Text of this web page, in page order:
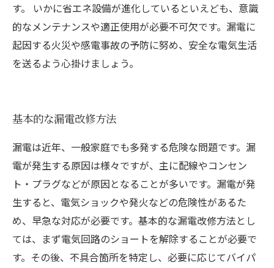
す。 いかに省エネ設備が進化しているといえども、意識
的なメンテナンスや適正使用が必要不可欠です。漏電に
起因する火災や感電事故の予防に努め、安全な電気生活
を送るよう心掛けましょう。
基本的な漏電改修方法
漏電は近年、一般家庭でも多発する危険な問題です。漏
電が発生する原因は様々ですが、主に配線やコンセン
ト・プラグなどが原因となることが多いです。漏電が発
生すると、電気ショックや発火などの危険性があるた
め、早急な対応が必要です。基本的な漏電改修方法とし
ては、まず電気回路のショートを解除することが必要で
す。その後、不具合箇所を特定し、必要に応じてバイパ